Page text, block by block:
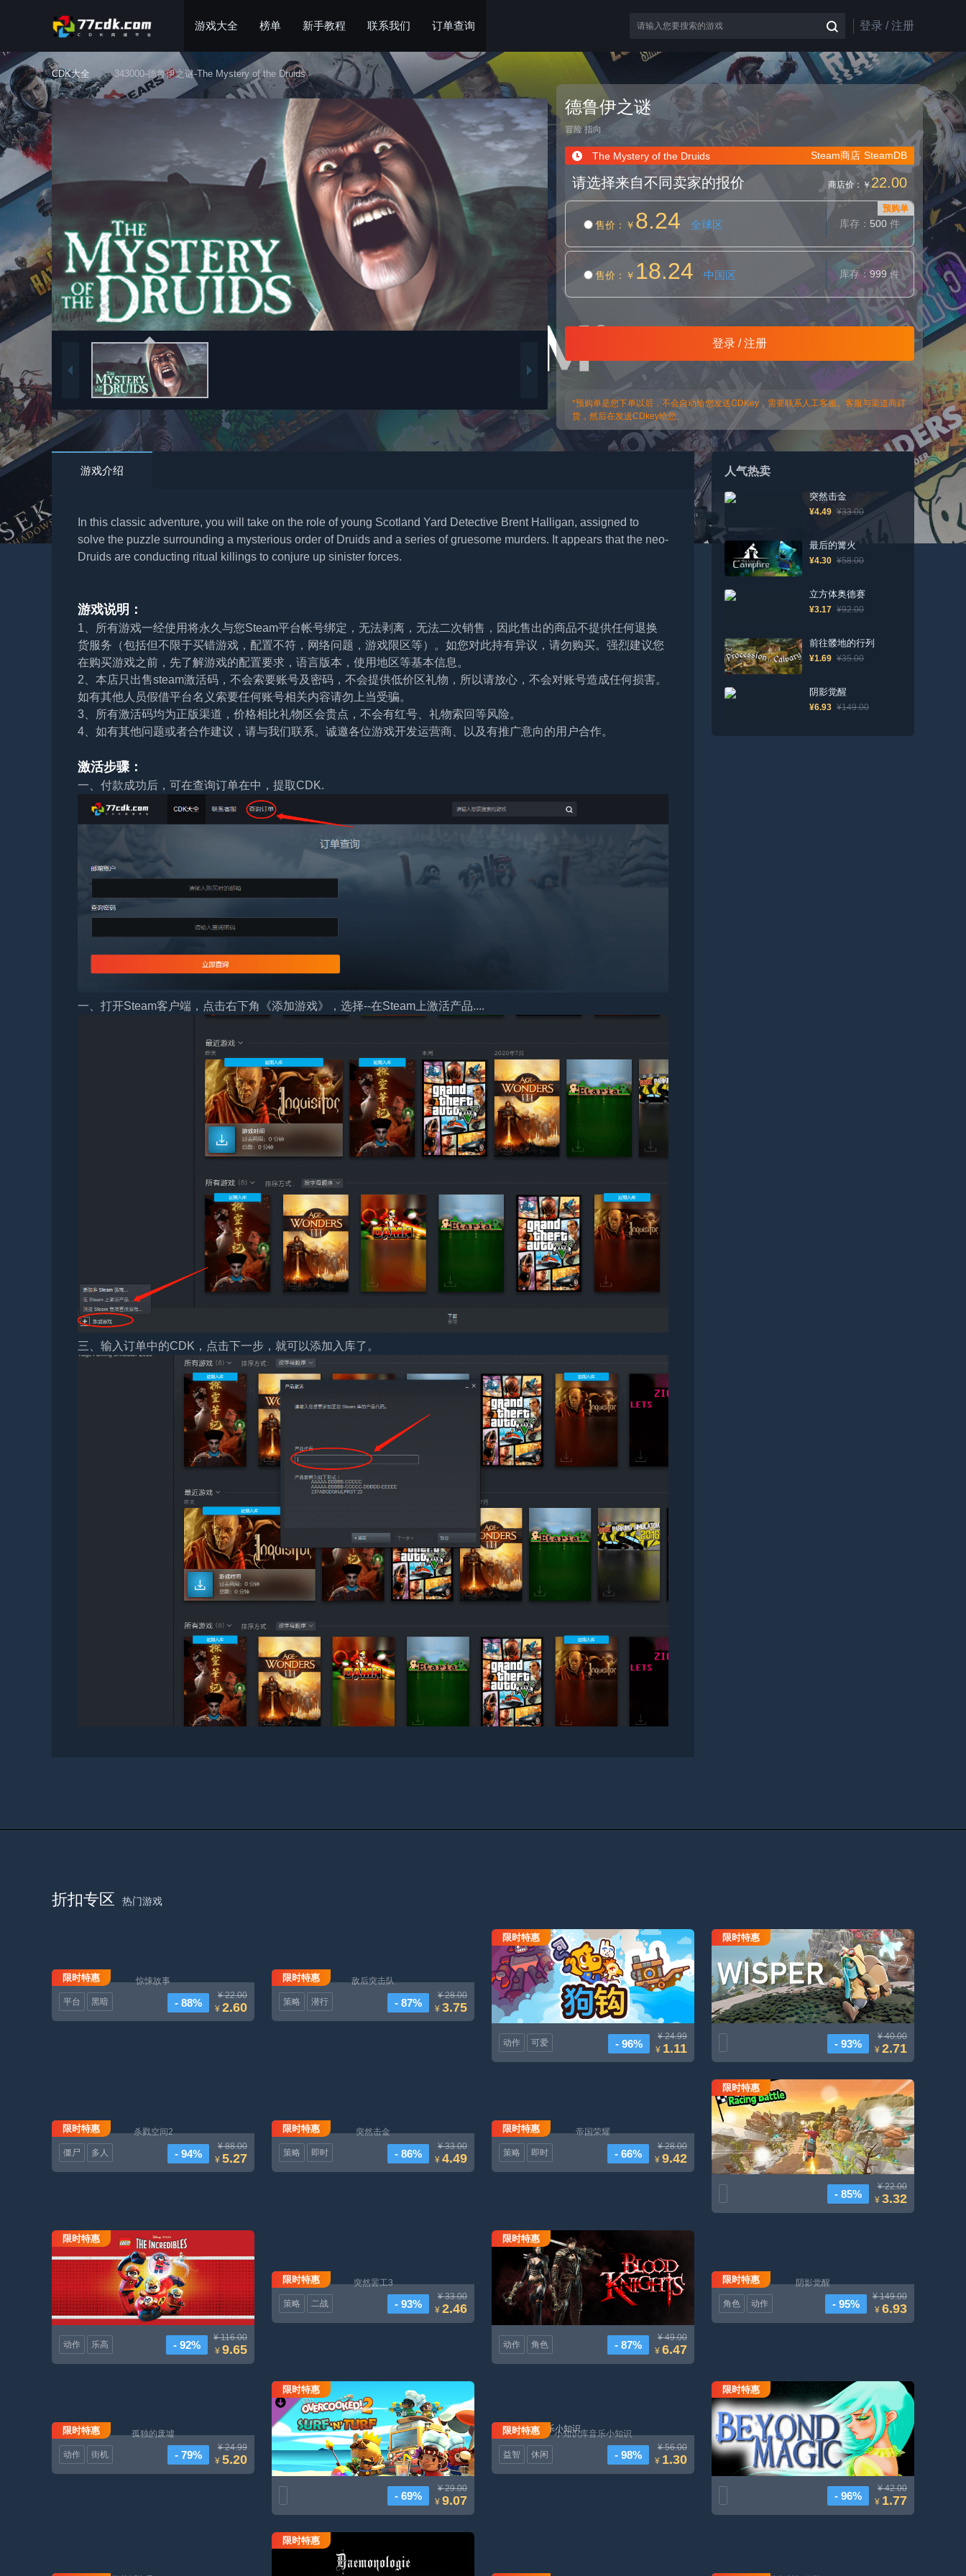
游戏大全 榜单 新手教程 联系我们 订单查询 登录 / 注册
CDK大全 343000-德鲁伊之谜-The Mystery of the Druids
德鲁伊之谜
冒险 指向
The Mystery of the Druids SteamDB
Steam商店
请选择来自不同卖家的报价 商店价： ￥22.00
预购单
售价 ：￥ 8.24 全球区 库存： 500件
售价 ：￥ 18.24 中国区 库存： 999 件
登录 / 注册
*预购单是您下单以后，不会自动给您发送CDKey，需要联系人工客服。客服与渠道商订
货，然后在发送CDkey给您;
游戏介绍
In this classic adventure, you will take on the role of young Scotland Yard Detective Brent Halligan, assigned to
solve the puzzle surrounding a mysterious order of Druids and a series of gruesome murders. It appears that the neo-
Druids are conducting ritual killings to conjure up sinister forces.
游戏说明：
1、所有游戏一经使用将永久与您Steam平台帐号绑定，无法剥离，无法二次销售，因此售出的商品不提供任何退换
货服务（包括但不限于买错游戏，配置不符，网络问题，游戏限区等）。如您对此持有异议，请勿购买。强烈建议您
在购买游戏之前，先了解游戏的配置要求，语言版本，使用地区等基本信息。
2、本店只出售steam激活码，不会索要账号及密码，不会提供低价区礼物，所以请放心，不会对账号造成任何损害。
如有其他人员假借平台名义索要任何账号相关内容请勿上当受骗。
3、所有激活码均为正版渠道，价格相比礼物区会贵点，不会有红号、礼物索回等风险。
4、如有其他问题或者合作建议，请与我们联系。诚邀各位游戏开发运营商、以及有推广意向的用户合作。
激活步骤：
一、付款成功后，可在查询订单在中，提取CDK.
一、打开Steam客户端，点击右下角《添加游戏》，选择--在Steam上激活产品....
三、输入订单中的CDK，点击下一步，就可以添加入库了。
人气热卖
突然击金
¥4.49 ¥33.00
最后的篝火
¥4.30 ¥58.00
立方体奥德赛
¥3.17 ¥92.00
前往髅地的行列
¥1.69 ¥35.00
阴影觉醒
¥6.93 ¥149.00
折扣专区 热门游戏
惊悚故事
限时特惠
平台 黑暗 - 88%
¥ 22.00
¥ 2.60
敌后突击队
限时特惠
策略 潜行 - 87%
¥ 28.00
¥ 3.75
狗钩
限时特惠
动作 可爱 - 96%
¥ 24.99
¥ 1.11
Wisper
限时特惠
- 93%
¥ 40.00
¥ 2.71
杀戮空间2
限时特惠
僵尸 多人 - 94%
¥ 88.00
¥ 5.27
突然击金
限时特惠
策略 即时 - 86%
¥ 33.00
¥ 4.49
帝国荣耀
限时特惠
策略 即时 - 66%
¥ 28.00
¥ 9.42
疯狂摩托
限时特惠
- 85%
¥ 22.00
¥ 3.32
乐高超人
限时特惠
动作 乐高 - 92%
¥ 116.00
¥ 9.65
突然罢工3
限时特惠
策略 二战 - 93%
¥ 33.00
¥ 2.46
嗜血骑士
限时特惠
动作 角色 - 87%
¥ 49.00
¥ 6.47
阴影觉醒
限时特惠
角色 动作 - 95%
¥ 149.00
¥ 6.93
孤独的废墟
限时特惠
动作 街机 - 79%
¥ 24.99
¥ 5.20
胡闹厨房 2 - 夏日海滩DLC
限时特惠
- 69%
¥ 29.00
¥ 9.07
小知识库音乐小知识
限时特惠
益智 休闲 - 98%
¥ 56.00
¥ 1.30
Beyond Magic
限时特惠
- 96%
¥ 42.00
¥ 1.77
限时特惠